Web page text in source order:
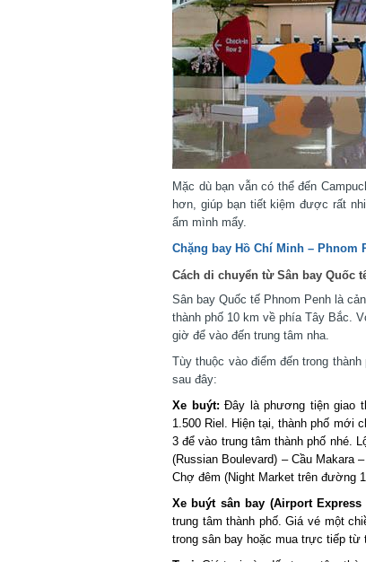
Mặc dù bạn vẫn có thể đến
hơn, giúp bạn tiết kiệm được rất
ẩm mình mẩy.
Chặng bay Hồ Chí Minh – Phnom
Cách di chuyển từ Sân bay Quốc
Sân bay Quốc tế Phnom Penh là
thành phố 10 km về phía Tây Bắc.
giờ để vào đến trung tâm nha.
Tùy thuộc vào điểm đến trong
sau đây:
Xe buýt:Đây là phương tiện giao
1.500 Riel. Hiện tại, thành phố mới
3 để vào trung tâm thành phố nhé.
(Russian Boulevard) – Cầu Makara
Chợ đêm (Night Market trên đường
Xe buýt sân bay (Airport Express
trung tâm thành phố. Giá vé một
trong sân bay hoặc mua trực tiếp từ